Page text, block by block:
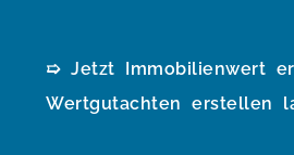
➯ Jetzt Immobilienwert
Wertgutachten erstellen